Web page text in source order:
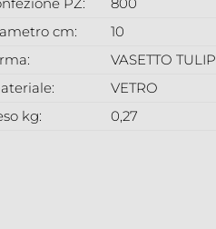
cm:
10
VASETTO TULIP
VETRO
kg:
0,27